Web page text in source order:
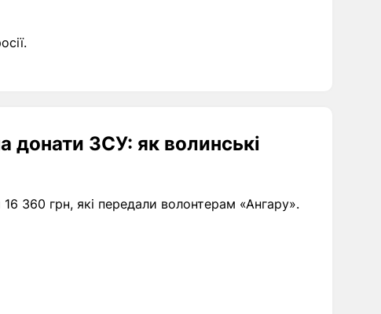
донати ЗСУ: як волинські
16 360 грн, які передали волонтерам «Ангару».